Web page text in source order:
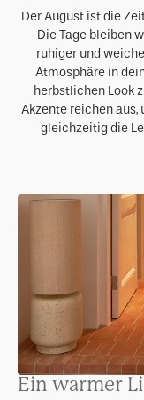
Der August ist die
Die Tage bleiben
ruhiger und
Atmosphäre in
herbstlichen Look
Akzente reichen aus,
gleichzeitig die
Ein warmer